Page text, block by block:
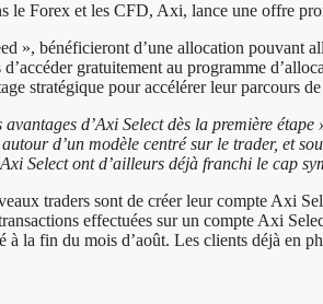
et les CFD, Axi, lance une offre
», bénéficieront d’une allocation pouvant
gratuitement au programme
stratégique pour accélérer leur parcours
d’Axi Select dès la première étape
d’un modèle centré sur le trader, et
Select ont d’ailleurs déjà franchi le cap
traders sont de créer leur compte Axi
effectuées sur un compte Axi
la fin du mois d’août. Les clients déjà en